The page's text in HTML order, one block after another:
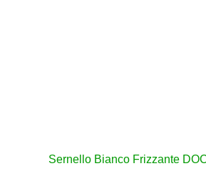
Sernello Bianco Frizzante